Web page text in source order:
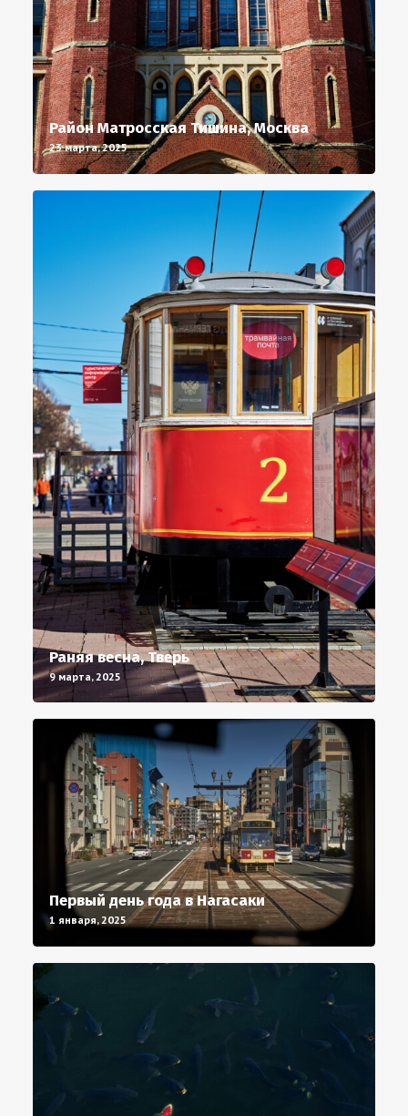
Район Матросская Тишина, Москва
23 марта, 2025
Раняя весна, Тверь
9 марта, 2025
Первый день года в Нагасаки
1 января, 2025